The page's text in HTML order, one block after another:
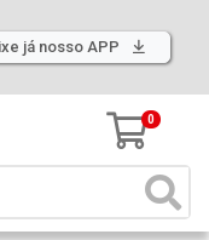
já nosso APP
0